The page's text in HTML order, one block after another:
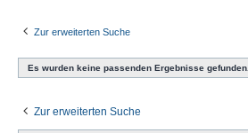
Zur erweiterten Suche
Es wurden keine passenden Ergebnisse gefunden.
Zur erweiterten Suche